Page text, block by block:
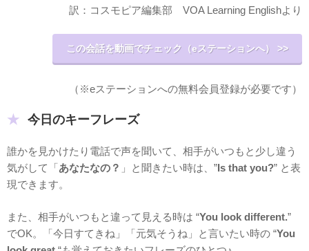
訳：コスモピア編集部 VOA Learning Englishより
この会話を動画でチェック（eステーションへ） >>
（※eステーションへの無料会員登録が必要です）
今日のキーフレーズ
誰かを見かけたり電話で声を聞いて、相手がいつもと少し違う
気がして「あなたなの？ 」と聞きたい時は、”Is that you?” と表
現できます。
また、相手がいつもと違って見える時は “You look different.”
でOK。「今日すてきね」「元気そうね」と言いたい時の “You